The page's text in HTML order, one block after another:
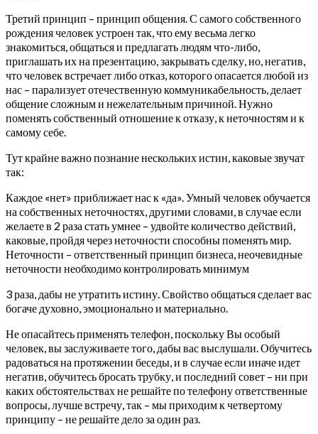
Третий принцип – принцип общения. С самого собственного
рождения человек устроен так, что ему весьма легко
знакомиться, общаться и предлагать людям что-либо,
приглашать их на презентацию, закрывать сделку, но, негатив,
что человек встречает либо отказ, которого опасается любой из
нас – парализует отечественную коммуникабельность, делает
общение сложным и нежелательным причиной. Нужно
поменять собственный отношение к отказу, к неточностям и к
самому себе.
Тут крайне важно познание нескольких истин, каковые звучат
так:
Каждое «нет» приближает нас к «да». Умный человек обучается
на собственных неточностях, другими словами, в случае если
желаете в 2 раза стать умнее – удвойте количество действий,
каковые, пройдя через неточности способны поменять мир.
Неточности – ответственный принцип бизнеса, неочевидные
неточности необходимо контролировать минимум
3 раза, дабы не утратить истину. Свойство общаться сделает вас
богаче духовно, эмоционально и материально.
Не опасайтесь применять телефон, поскольку Вы особый
человек, вы заслуживаете того, дабы вас выслушали. Обучитесь
радоваться на протяжении беседы, и в случае если иначе идет
негатив, обучитесь бросать трубку, и последний совет – ни при
каких обстоятельствах не решайте по телефону ответственные
вопросы, лучше встречу, так – мы приходим к четвертому
принципу – не решайте дело за один раз.